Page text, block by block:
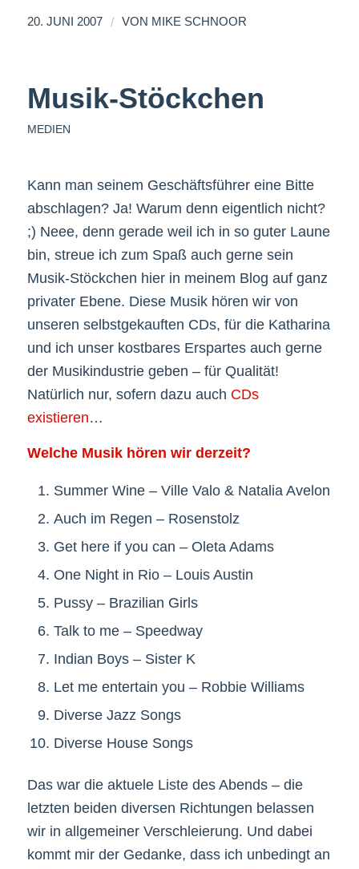
20. JUNI 2007 / VON MIKE SCHNOOR
Musik-Stöckchen
MEDIEN
Kann man seinem Geschäftsführer eine Bitte
abschlagen? Ja! Warum denn eigentlich nicht?
;) Neee, denn gerade weil ich in so guter Laune
bin, streue ich zum Spaß auch gerne sein
Musik-Stöckchen hier in meinem Blog auf ganz
privater Ebene. Diese Musik hören wir von
unseren selbstgekauften CDs, für die Katharina
und ich unser kostbares Erspartes auch gerne
der Musikindustrie geben – für Qualität!
Natürlich nur, sofern dazu auch CDs
existieren…
Welche Musik hören wir derzeit?
Summer Wine – Ville Valo & Natalia Avelon
Auch im Regen – Rosenstolz
Get here if you can – Oleta Adams
One Night in Rio – Louis Austin
Pussy – Brazilian Girls
Talk to me – Speedway
Indian Boys – Sister K
Let me entertain you – Robbie Williams
Diverse Jazz Songs
Diverse House Songs
Das war die aktuele Liste des Abends – die
letzten beiden diversen Richtungen belassen
wir in allgemeiner Verschleierung. Und dabei
kommt mir der Gedanke, dass ich unbedingt an